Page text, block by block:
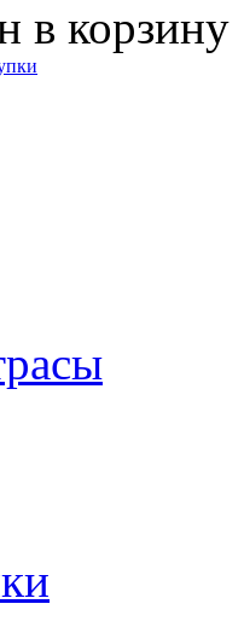
в корзину